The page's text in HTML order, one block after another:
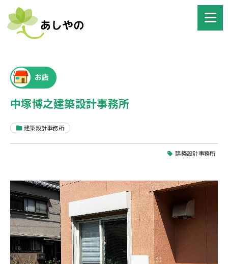
お店
中塚博之建築設計事務所
建築設計事務所
建築設計事務所